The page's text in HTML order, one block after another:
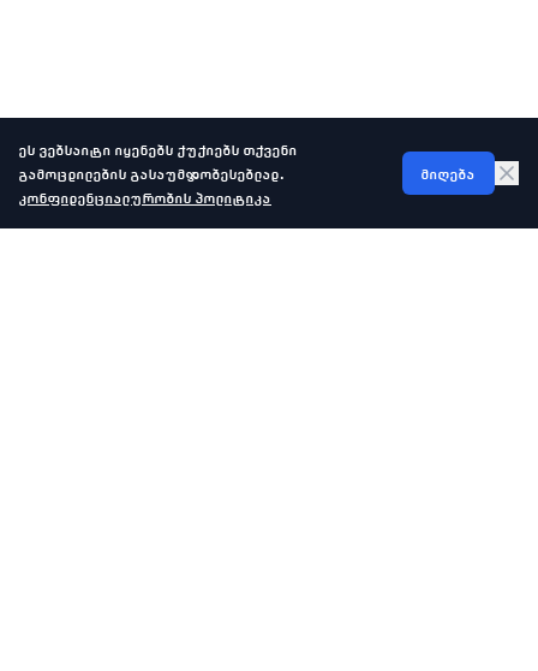
ეს ვებსაიტი იყენებს ქუქიებს თქვენი
გამოცდილების გასაუმჯობესებლად.
კონფიდენციალურობის პოლიტიკა
მიღება